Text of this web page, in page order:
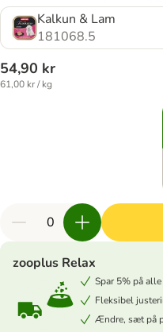
Kalkun & Lam
181068.5
54,90 kr
61,00 kr / kg
zooplus Relax
Spar 5% på
Fleksibel
Ændre, sæt på